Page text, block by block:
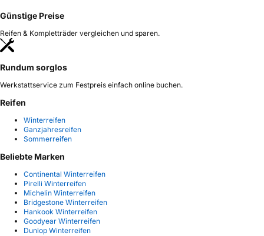
Günstige Preise
Reifen & Kompletträder vergleichen und sparen.
Rundum sorglos
Werkstattservice zum Festpreis einfach online buchen.
Reifen
Winterreifen
Ganzjahresreifen
Sommerreifen
Beliebte Marken
Continental Winterreifen
Pirelli Winterreifen
Michelin Winterreifen
Bridgestone Winterreifen
Hankook Winterreifen
Goodyear Winterreifen
Dunlop Winterreifen